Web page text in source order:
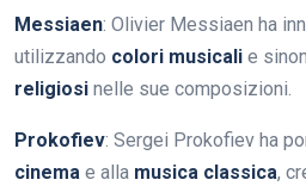
Messiaen: Olivier Messiaen ha
utilizzando colori musicali e
religiosi nelle sue composizioni.
Prokofiev: Sergei Prokofiev ha
cinema e alla musica classica,